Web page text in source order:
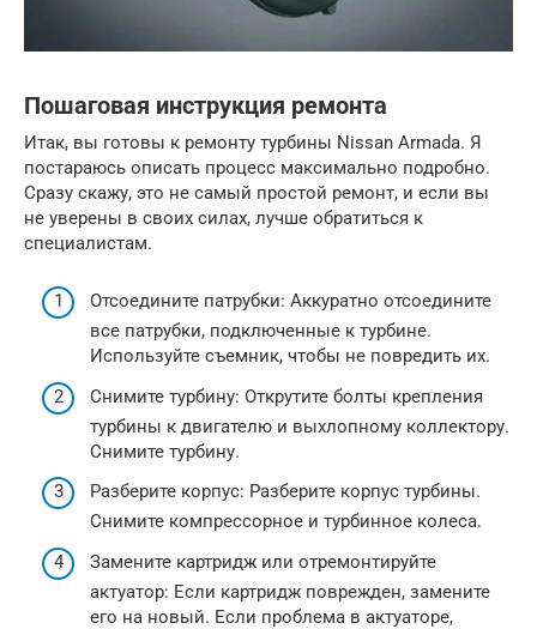
Пошаговая инструкция ремонта
Итак, вы готовы к ремонту турбины Nissan Armada. Я
постараюсь описать процесс максимально подробно.
Сразу скажу, это не самый простой ремонт, и если вы
не уверены в своих силах, лучше обратиться к
специалистам.
Отсоедините патрубки: Аккуратно отсоедините
все патрубки, подключенные к турбине.
Используйте съемник, чтобы не повредить их.
Снимите турбину: Открутите болты крепления
турбины к двигателю и выхлопному коллектору.
Снимите турбину.
Разберите корпус: Разберите корпус турбины.
Снимите компрессорное и турбинное колеса.
Замените картридж или отремонтируйте
актуатор: Если картридж поврежден, замените
его на новый. Если проблема в актуаторе,